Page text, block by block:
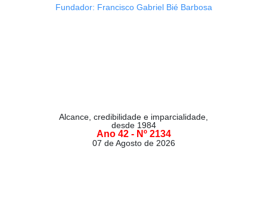
Fundador: Francisco Gabriel Bié Barbosa
Alcance, credibilidade e imparcialidade,
desde 1984
Ano 42 - Nº 2134
07 de Agosto de 2026